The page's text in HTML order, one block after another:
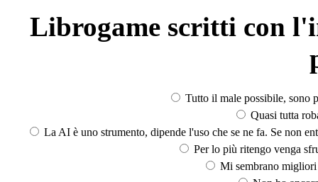
Librogame scritti con
Tutto il male possibile, sono
Quasi tutta
La AI è uno strumento, dipende l'uso che se ne fa. Se non
Per lo più ritengo venga
Mi sembrano